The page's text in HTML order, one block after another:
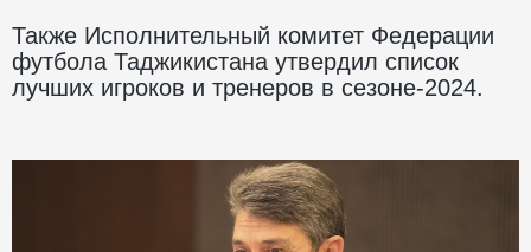
Также Исполнительный комитет Федерации
футбола Таджикистана утвердил список
лучших игроков и тренеров в сезоне-2024.